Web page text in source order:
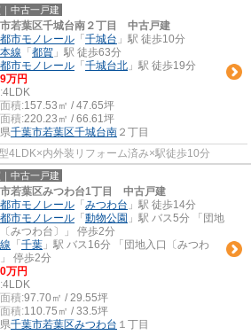
中古一戸建
若葉区千城台南２丁目 中古戸建
市モノレール 「 千城台 」駅 徒歩10分
線 「 都賀 」駅 徒歩63分
市モノレール 「 千城台北 」駅 徒歩19分
万円
4LDK
積:157.53㎡ / 47.65坪
積:220.23㎡ / 66.61坪
千葉市若葉区千城台南 ２丁目
4LDK×内外装リフォーム済み×駅徒歩10分
中古一戸建
若葉区みつわ台1丁目 中古戸建
市モノレール 「 みつわ台 」駅 徒歩14分
市モノレール 「 動物公園 」駅 バス5分 「団地
みつわ台〕」 停歩2分
「 千葉 」駅 バス16分 「団地入口〔みつわ
停歩2分
万円
4LDK
積:97.70㎡ / 29.55坪
積:110.75㎡ / 33.5坪
千葉市若葉区みつわ台 １丁目